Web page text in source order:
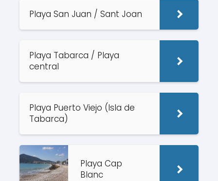
Playa San Juan / Sant Joan
Playa Tabarca / Playa
central
Playa Puerto Viejo (Isla de
Tabarca)
Playa Cap
Blanc